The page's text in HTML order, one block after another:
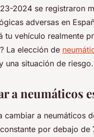
2024 se registraron
adversas en
tu vehículo realmente
La elección de
una situación de riesgo.
a neumáticos
cambiar a neumáticos
por debajo de